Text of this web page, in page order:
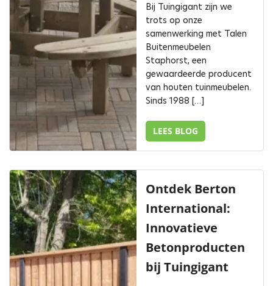
Bij Tuingigant zijn we
trots op onze
samenwerking met Talen
Buitenmeubelen
Staphorst, een
gewaardeerde producent
van houten tuinmeubelen.
Sinds 1988 […]
LEES BLOG
Ontdek Berton
International:
Innovatieve
Betonproducten
bij Tuingigant